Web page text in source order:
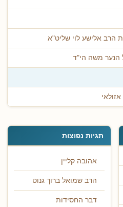
הרב אלישע לוי שליט"א
הנער משה הי"ד
תגיות נפוצות
אהובה קליין
הרב שמואל ברוך גנוט
דבר החסידות